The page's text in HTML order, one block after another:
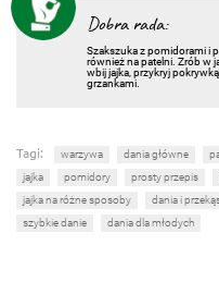
Dobra rada:
Szakszuka z pomidorami i
również na patelni. Zrób w
wbij jajka, przykryj
grzankami.
Tagi: warzywa dania główne
jajka
pomidory prosty przepis
jajka na różne sposoby
dania i
szybkie danie
dania dla młodych